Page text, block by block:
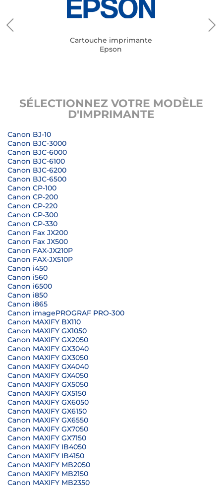
Cartouche imprimante
Epson
SÉLECTIONNEZ VOTRE MODÈLE
D'IMPRIMANTE
Canon BJ-10
Canon BJC-3000
Canon BJC-6000
Canon BJC-6100
Canon BJC-6200
Canon BJC-6500
Canon CP-100
Canon CP-200
Canon CP-220
Canon CP-300
Canon CP-330
Canon Fax JX200
Canon Fax JX500
Canon FAX-JX210P
Canon FAX-JX510P
Canon i450
Canon i560
Canon i6500
Canon i850
Canon i865
Canon imagePROGRAF PRO-300
Canon MAXIFY BX110
Canon MAXIFY GX1050
Canon MAXIFY GX2050
Canon MAXIFY GX3040
Canon MAXIFY GX3050
Canon MAXIFY GX4040
Canon MAXIFY GX4050
Canon MAXIFY GX5050
Canon MAXIFY GX5150
Canon MAXIFY GX6050
Canon MAXIFY GX6150
Canon MAXIFY GX6550
Canon MAXIFY GX7050
Canon MAXIFY GX7150
Canon MAXIFY IB4050
Canon MAXIFY IB4150
Canon MAXIFY MB2050
Canon MAXIFY MB2150
Canon MAXIFY MB2350